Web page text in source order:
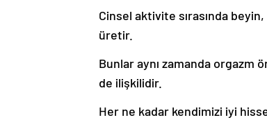
Cinsel aktivite sırasında
üretir.
Bunlar aynı zamanda orgazm
de ilişkilidir.
Her ne kadar kendimizi iyi